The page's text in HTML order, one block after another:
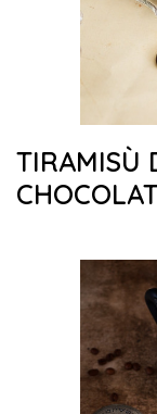
TIRAMISÙ